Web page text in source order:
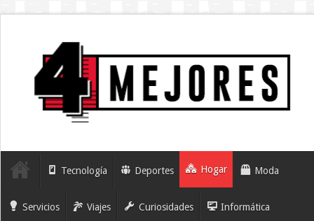
Tecnología Deportes Hogar Moda
Servicios Viajes Curiosidades Informática